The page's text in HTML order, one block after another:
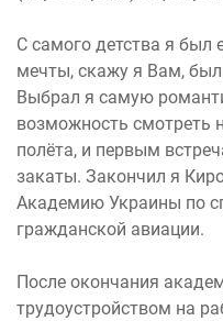
С самого детства я был
мечты, скажу я Вам,
Выбрал я самую
возможность смотреть
полёта, и первым
закаты. Закончил я
Академию Украины по
гражданской авиации.
После окончания
трудоустройством на